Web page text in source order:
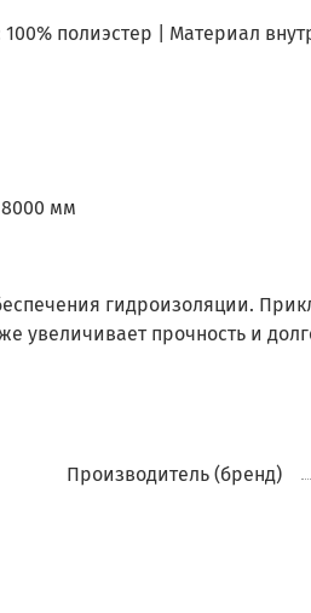
полиэстер | Материал
мм
гидроизоляции.
увеличивает прочность и
Производитель (бренд)